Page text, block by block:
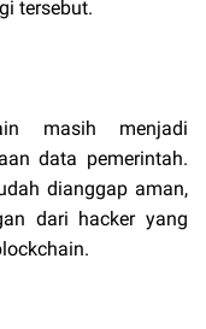
tersebut.
masih menjadi
data pemerintah.
dianggap aman,
dari hacker yang